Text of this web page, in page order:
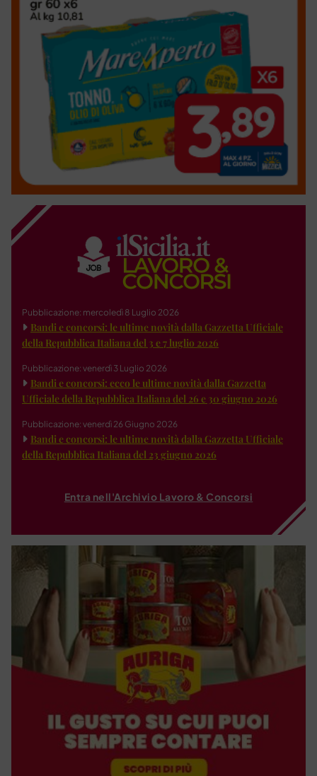
Pubblicazione: mercoledì 8 Luglio 2026
Bandi e concorsi: le ultime novità dalla Gazzetta Ufficiale
della Repubblica Italiana del 3 e 7 luglio 2026
Pubblicazione: venerdì 3 Luglio 2026
Bandi e concorsi: ecco le ultime novità dalla Gazzetta
Ufficiale della Repubblica Italiana del 26 e 30 giugno 2026
Pubblicazione: venerdì 26 Giugno 2026
Bandi e concorsi: le ultime novità dalla Gazzetta Ufficiale
della Repubblica Italiana del 23 giugno 2026
Entra nell'Archivio Lavoro & Concorsi